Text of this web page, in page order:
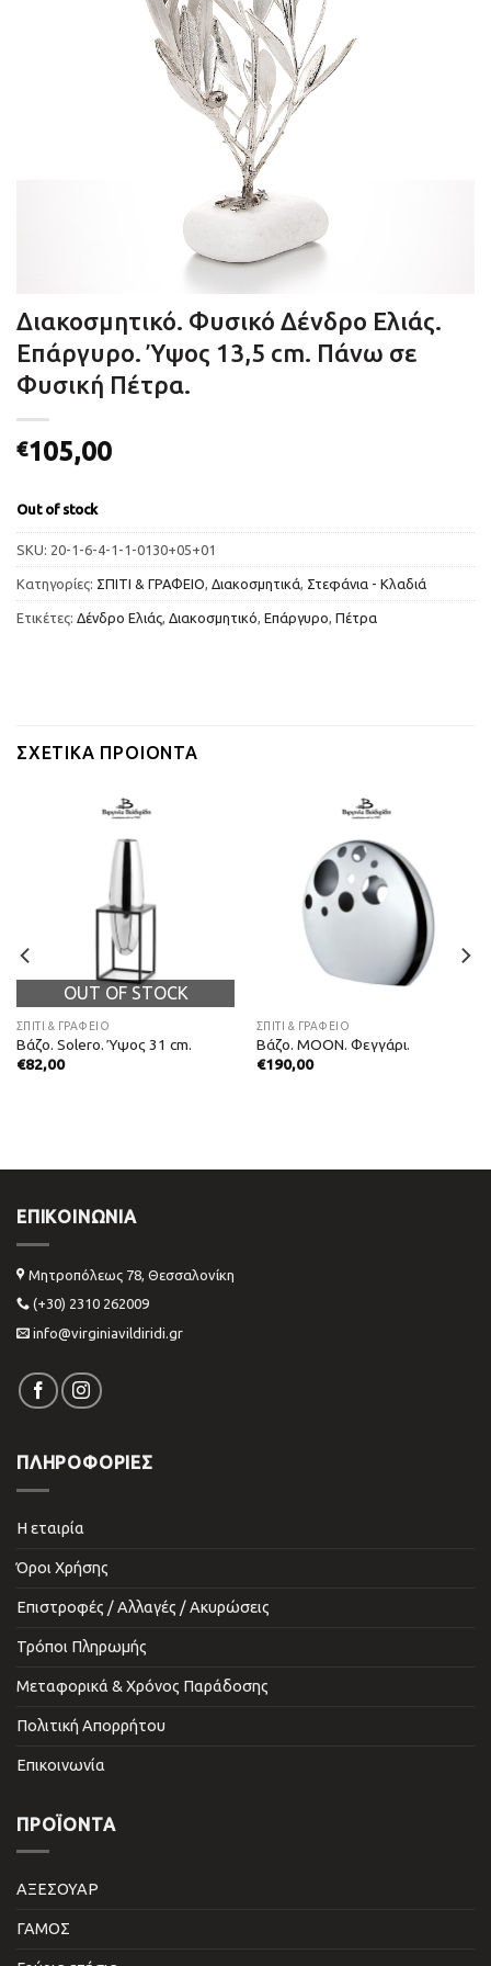
Διακοσμητικό. Φυσικό Δένδρο Ελιάς.
Επάργυρο. Ύψος 13,5 cm. Πάνω σε
Φυσική Πέτρα.
€105,00
Out of stock
SKU: 20-1-6-4-1-1-0130+05+01
Κατηγορίες: ΣΠΙΤΙ & ΓΡΑΦΕΙΟ, Διακοσμητικά, Στεφάνια - Κλαδιά
Ετικέτες: Δένδρο Ελιάς, Διακοσμητικό, Επάργυρο, Πέτρα
ΣΧΕΤΙΚΆ ΠΡΟΙΌΝΤΑ
OUT OF STOCK
ΣΠΙΤΙ & ΓΡΑΦΕΙΟ
Βάζο. Solero. Ύψος 31 cm.
€82,00
ΣΠΙΤΙ & ΓΡΑΦΕΙΟ
Βάζο. MOON. Φεγγάρι.
€190,00
ΕΠΙΚΟΙΝΩΝΊΑ
Μητροπόλεως 78, Θεσσαλονίκη
(+30) 2310 262009
info@virginiavildiridi.gr
ΠΛΗΡΟΦΟΡΙΕΣ
Η εταιρία
Όροι Χρήσης
Επιστροφές / Αλλαγές / Ακυρώσεις
Τρόποι Πληρωμής
Μεταφορικά & Χρόνος Παράδοσης
Πολιτική Απορρήτου
Επικοινωνία
ΠΡΟΪΌΝΤΑ
ΑΞΕΣΟΥΑΡ
ΓΑΜΟΣ